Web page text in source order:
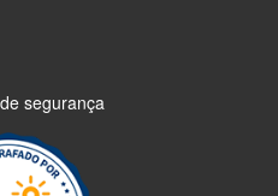
segurança